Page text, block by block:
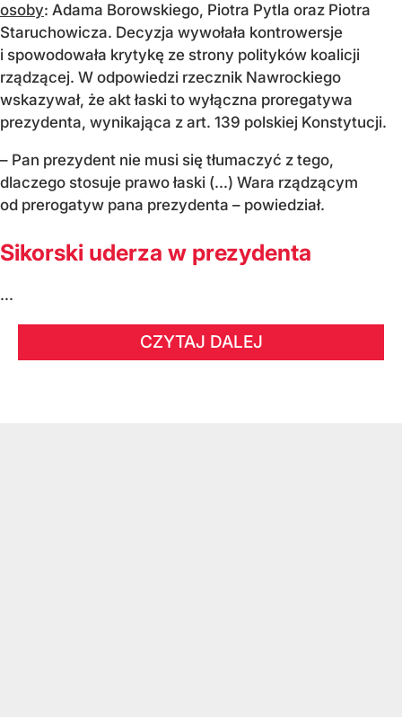
osoby: Adama Borowskiego, Piotra Pytla oraz Piotra
Staruchowicza. Decyzja wywołała kontrowersje
i spowodowała krytykę ze strony polityków koalicji
rządzącej. W odpowiedzi rzecznik Nawrockiego
wskazywał, że akt łaski to wyłączna proregatywa
prezydenta, wynikająca z art. 139 polskiej Konstytucji.
– Pan prezydent nie musi się tłumaczyć z tego,
dlaczego stosuje prawo łaski (...) Wara rządzącym
od prerogatyw pana prezydenta – powiedział.
Sikorski uderza w prezydenta
...
CZYTAJ DALEJ